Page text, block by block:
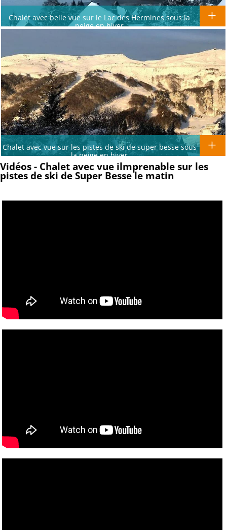
Chalet avec belle vue sur le Lac des Hermines sous la
neige en hiver
Chalet avec vue sur les pistes de ski de super besse sous
la neige en hiver
Vidéos - Chalet avec vue ilmprenable sur les
pistes de ski de Super Besse le matin